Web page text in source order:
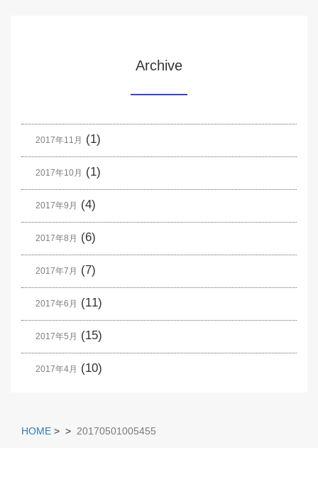
Archive
2017年11月 (1)
2017年10月 (1)
2017年9月 (4)
2017年8月 (6)
2017年7月 (7)
2017年6月 (11)
2017年5月 (15)
2017年4月 (10)
HOME > > 20170501005455